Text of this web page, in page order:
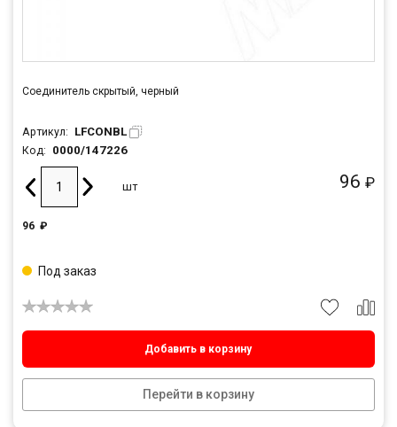
Соединитель скрытый, черный
Артикул: LFCONBL
Код: 0000/147226
96 ₽
шт
96 ₽
Добавить в корзину
Перейти в корзину
Под заказ